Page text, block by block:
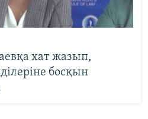
хат жазып,
босқын